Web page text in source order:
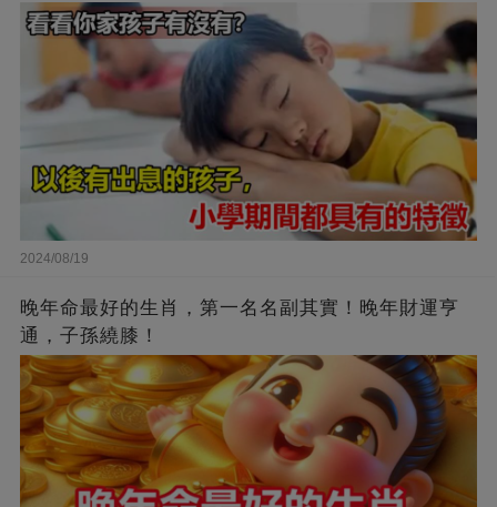
2024/08/19
晚年命最好的生肖，第一名名副其實！晚年財運亨
通，子孫繞膝！